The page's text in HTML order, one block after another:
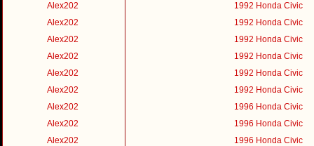
Alex202
1992 Honda Civic
Alex202
1992 Honda Civic
Alex202
1992 Honda Civic
Alex202
1992 Honda Civic
Alex202
1992 Honda Civic
Alex202
1992 Honda Civic
Alex202
1996 Honda Civic
Alex202
1996 Honda Civic
Alex202
1996 Honda Civic